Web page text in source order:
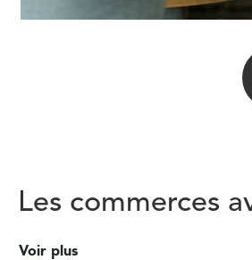
Les commerces
Voir plus